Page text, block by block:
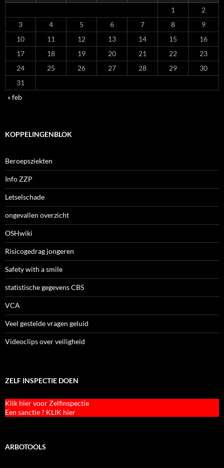
1
2
3
4 5 6 7 8
9
10
11 12 13 14 15
16
17
18 19 20 21 22
23
24
25 26 27 28 29
30
31
« feb
KOPPELINGENBLOK
Beroepsziekten
Info ZZP
Letselschade
ongevallen overzicht
OSHwiki
Risicogedrag jongeren
Safety with a smile
statistische gegevens CBS
VCA
Veel gestelde vragen geluid
Videoclips over veiligheid
ZELF INSPECTIE DOEN
Klik hier voor Zelfinspectie
Een sanctie ? KLIK hier
ARBOTOOLS